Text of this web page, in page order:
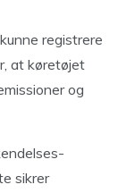
registrere
at køretøjet
og
sikrer